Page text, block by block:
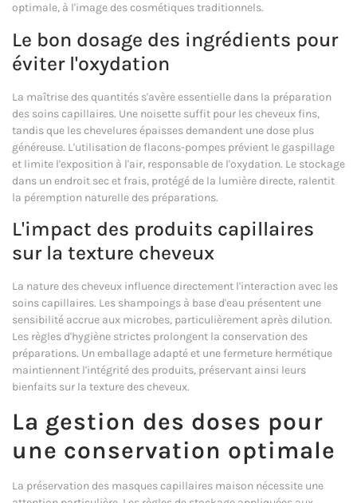
optimale, à l'image des cosmétiques traditionnels.
Le bon dosage des ingrédients pour
éviter l'oxydation
La maîtrise des quantités s'avère essentielle dans la préparation
des soins capillaires. Une noisette suffit pour les cheveux fins,
tandis que les chevelures épaisses demandent une dose plus
généreuse. L'utilisation de flacons-pompes prévient le gaspillage
et limite l'exposition à l'air, responsable de l'oxydation. Le stockage
dans un endroit sec et frais, protégé de la lumière directe, ralentit
la péremption naturelle des préparations.
L'impact des produits capillaires
sur la texture cheveux
La nature des cheveux influence directement l'interaction avec les
soins capillaires. Les shampoings à base d'eau présentent une
sensibilité accrue aux microbes, particulièrement après dilution.
Les règles d'hygiène strictes prolongent la conservation des
préparations. Un emballage adapté et une fermeture hermétique
maintiennent l'intégrité des produits, préservant ainsi leurs
bienfaits sur la texture des cheveux.
La gestion des doses pour
une conservation optimale
La préservation des masques capillaires maison nécessite une